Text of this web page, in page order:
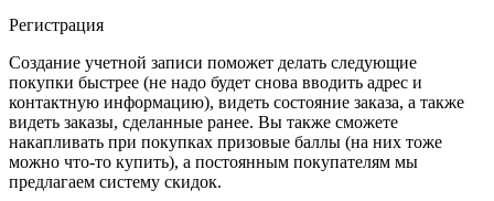
Регистрация
Создание учетной записи поможет делать следующие
покупки быстрее (не надо будет снова вводить адрес и
контактную информацию), видеть состояние заказа, а также
видеть заказы, сделанные ранее. Вы также сможете
накапливать при покупках призовые баллы (на них тоже
можно что-то купить), а постоянным покупателям мы
предлагаем систему скидок.